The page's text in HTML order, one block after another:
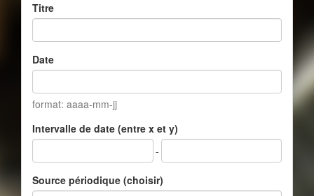
Titre
Date
format: aaaa-mm-jj
Intervalle de date (entre x et y)
-
Source périodique (choisir)